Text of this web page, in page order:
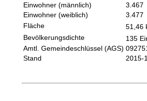
Einwohner (männlich)
3.467
Einwohner (weiblich)
3.477
Fläche
51,46
Bevölkerungsdichte
135
Amtl. Gemeindeschlüssel (AGS)
Stand
2015-